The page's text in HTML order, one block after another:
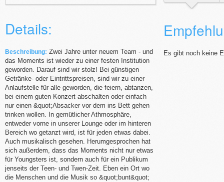
Details:
Beschreibung: Zwei Jahre unter neuem Team - und
das Moments ist wieder zu einer festen Institution
geworden. Darauf sind wir stolz! Bei günstigen
Getränke- oder Eintrittspreisen, sind wir zu einer
Anlaufstelle für alle geworden, die feiern, abtanzen,
bei einem guten Konzert abschalten oder einfach
nur einen &quot;Absacker vor dem ins Bett gehen
trinken wollen. In gemütlicher Athmosphäre,
entweder vorne in unserer Lounge oder im hinteren
Bereich wo getanzt wird, ist für jeden etwas dabei.
Auch musikalisch gesehen. Herumgesprochen hat
sich außerdem, dass das Moments nicht nur etwas
für Youngsters ist, sondern auch für ein Publikum
jenseits der Teen- und Twen-Zeit. Eben ein Ort wo
die Menschen und die Musik so &quot;bunt&quot;
Es gibt noch keine